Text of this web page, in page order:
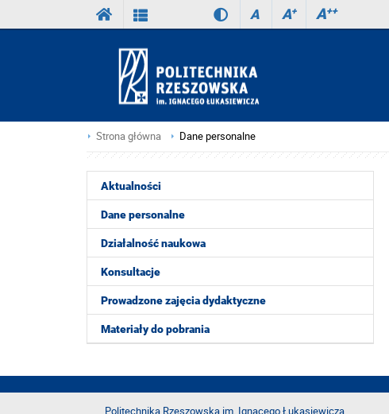
A A+ A++
Strona główna Dane personalne
Aktualności
Dane personalne
Działalność naukowa
Konsultacje
Prowadzone zajęcia dydaktyczne
Materiały do pobrania
Politechnika Rzeszowska im. Ignacego Łukasiewicza